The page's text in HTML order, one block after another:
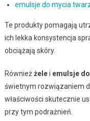
emulsje do mycia
Te produkty pomagają
ich lekka konsystencja
obciążają skóry.
Równieżżelei emulsje
świetnym rozwiązaniem
właściwości skutecznie
przy tym podrażnień.